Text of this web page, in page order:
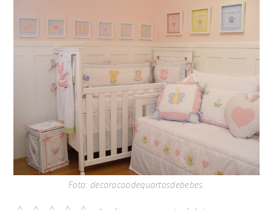
Foto: decoracaodequartosdebebes.